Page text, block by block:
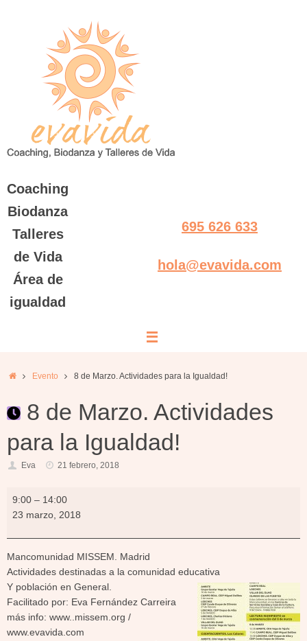
Coaching
Biodanza
Talleres
de Vida
Área de
igualdad
695 626 633
hola@evavida.com
InicioEvento 8 de Marzo. Actividades para la Igualdad!
8 de Marzo. Actividades
para la Igualdad!
Eva 21 febrero, 2018
de
Actividades
para
la
Igualdad!
9:00 – 14:00
23 marzo, 2018
Mancomunidad MISSEM. Madrid
Actividades destinadas a la comunidad educativa
Y población en General.
Facilitado por: Eva Fernández Carreira
más info: www..missem.org /
www.evavida.com